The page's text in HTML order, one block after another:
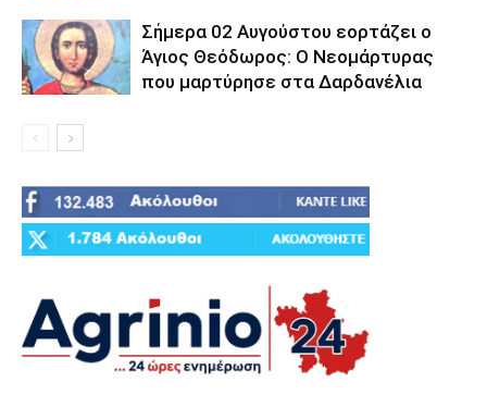
Σήμερα 02 Αυγούστου εορτάζει ο
Άγιος Θεόδωρος: Ο Νεομάρτυρας
που μαρτύρησε στα Δαρδανέλια